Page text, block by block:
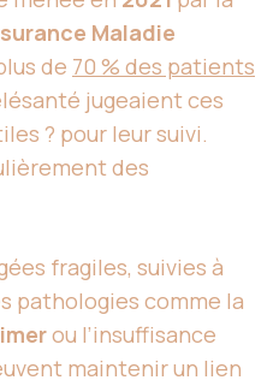
Maladie
de 70 % des patients
jugeaient ces
? pour leur suivi.
des
fragiles, suivies à
pathologies comme la
ou l’insuffisance
maintenir un lien